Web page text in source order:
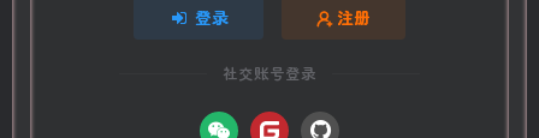
登录 注册
社交账号登录